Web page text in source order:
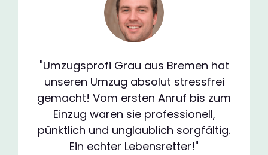
"Umzugsprofi Grau aus Bremen hat
unseren Umzug absolut stressfrei
gemacht! Vom ersten Anruf bis zum
Einzug waren sie professionell,
pünktlich und unglaublich sorgfältig.
Ein echter Lebensretter!"